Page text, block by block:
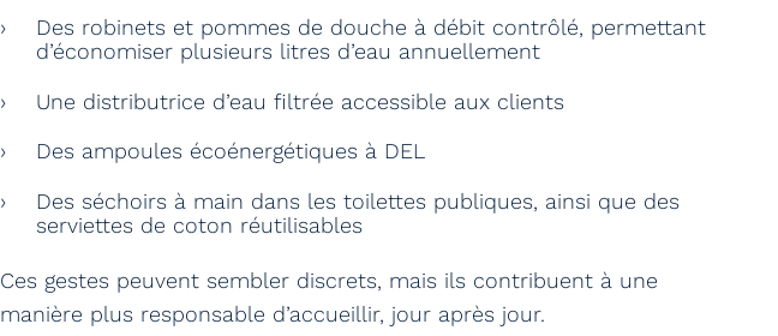
Des robinets et pommes de douche à débit contrôlé, permettant
d’économiser plusieurs litres d’eau annuellement
Une distributrice d’eau filtrée accessible aux clients
Des ampoules écoénergétiques à DEL
Des séchoirs à main dans les toilettes publiques, ainsi que des
serviettes de coton réutilisables
Ces gestes peuvent sembler discrets, mais ils contribuent à une
manière plus responsable d’accueillir, jour après jour.